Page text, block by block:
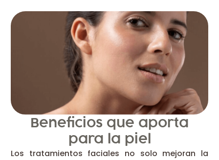
Beneficios que aporta
para la piel
Los tratamientos faciales no solo mejoran la